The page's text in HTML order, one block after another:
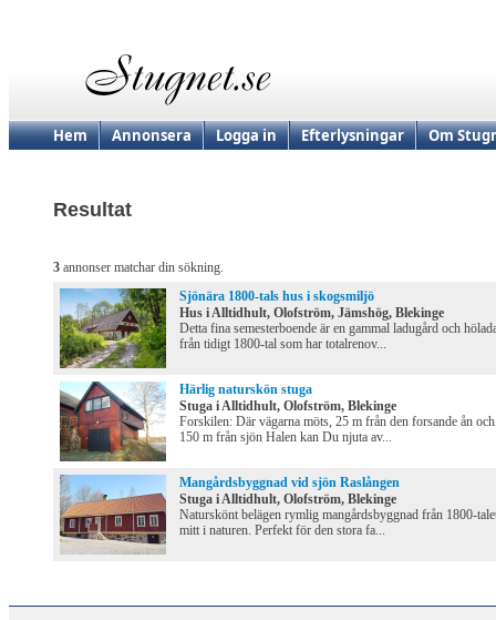
Hem Annonsera Logga in Efterlysningar Om
Resultat
3 annonser matchar din sökning.
Sjönära 1800-tals hus i skogsmiljö
Hus i Alltidhult, Olofström, Jämshög, Blekinge
Detta fina semesterboende är en gammal ladugård och
från tidigt 1800-tal som har totalrenov...
Härlig naturskön stuga
Stuga i Alltidhult, Olofström, Blekinge
Forskilen: Där vägarna möts, 25 m från den forsande ån och
150 m från sjön Halen kan Du njuta av...
Mangårdsbyggnad vid sjön Raslången
Stuga i Alltidhult, Olofström, Blekinge
Naturskönt belägen rymlig mangårdsbyggnad från 1800-
mitt i naturen. Perfekt för den stora fa...